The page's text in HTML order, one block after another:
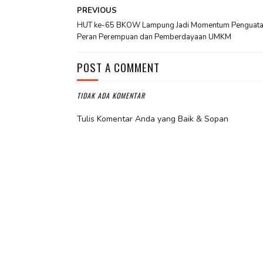
PREVIOUS
HUT ke-65 BKOW Lampung Jadi Momentum
Peran Perempuan dan Pemberdayaan UMKM
POST A COMMENT
TIDAK ADA KOMENTAR
Tulis Komentar Anda yang Baik & Sopan